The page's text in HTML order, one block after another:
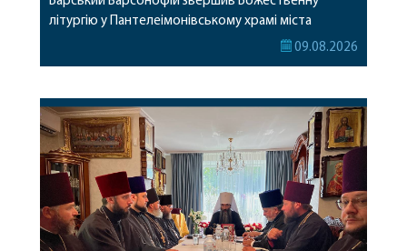
літургію у Пантелеімонівському храмі міста
Жмеринки. Перед початком богослужіння
часткою її святих мощей. Митрополиту
Варсонофію співслужили секретар єпархії
архімандрит Єнох (Торак), благочинний
Жмеринського округу протоієрей Ярослав
Коромчевський, клірики […]
09.08.2026